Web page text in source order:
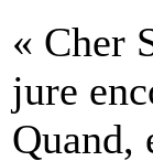
« Cher
jure
Quand,